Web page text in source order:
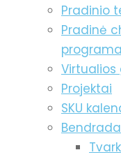
Pradinio
Pradinė
programa
Virtualios
Projektai
SKU